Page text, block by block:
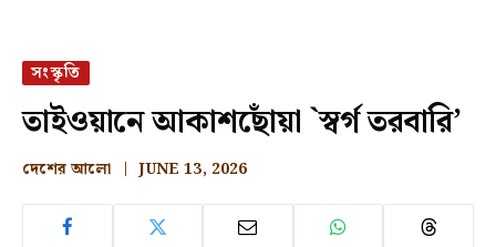
সংস্কৃতি
তাইওয়ানে আকাশছোঁয়া `স্বর্গ তরবারি’
দেশের আলো JUNE 13, 2026